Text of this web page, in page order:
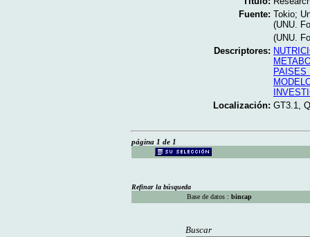
Fuente: Tokio;
(UNU.
(UNU.
Descriptores:
PAISES
Localización: GT3.1,
página 1 de 1
Refinar la búsqueda
Base de datos : bincap
Buscar